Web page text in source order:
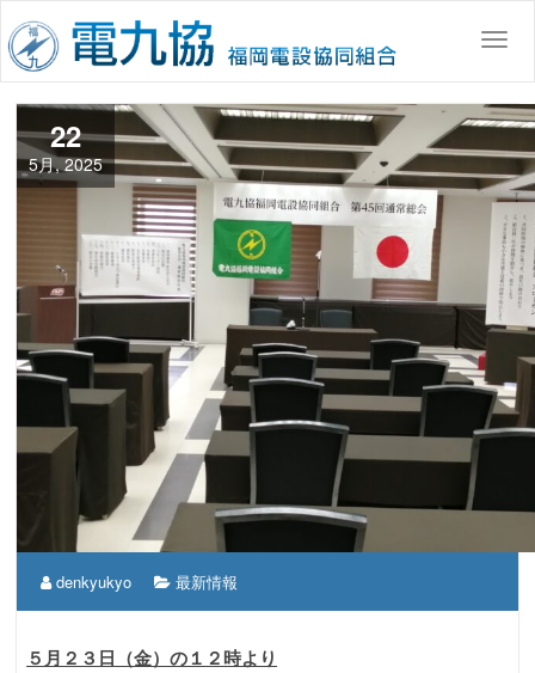
ン
テ
ン
22
5月, 2025
denkyukyo 最新情報
５月２３日（金）の１２時より